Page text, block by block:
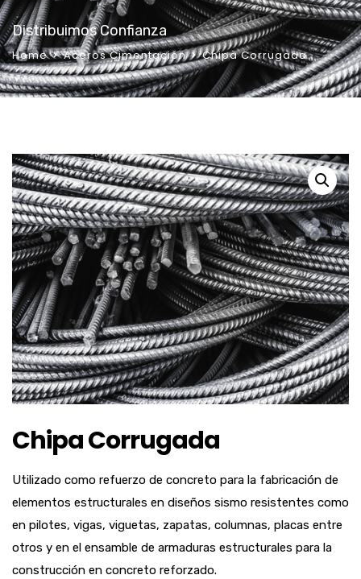
Distribuimos Confianza
Home Aceros Cimentación Chipa Corrugada
Chipa Corrugada
Utilizado como refuerzo de concreto para la fabricación de
elementos estructurales en diseños sismo resistentes como
en pilotes, vigas, viguetas, zapatas, columnas, placas entre
otros y en el ensamble de armaduras estructurales para la
construcción en concreto reforzado.